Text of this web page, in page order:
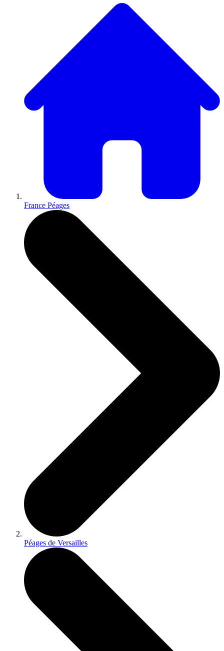
France Péages
Péages de Versailles